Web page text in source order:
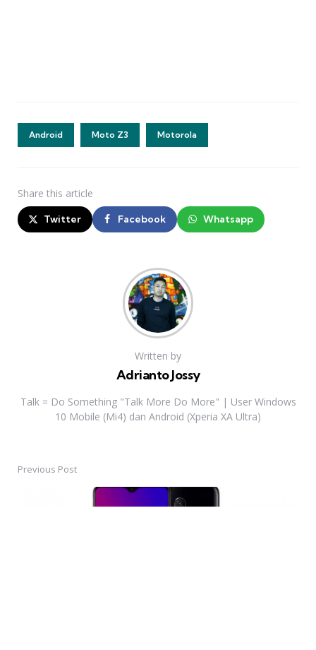
Android Moto Z3 Motorola
Share this article
Twitter Facebook Whatsapp
Written by
Adrianto Jossy
Talk = Do Something "Talk More Do More" | User Windows
10 Mobile (Mi4) dan Android (Xperia XA Ultra)
PostPrevious Post